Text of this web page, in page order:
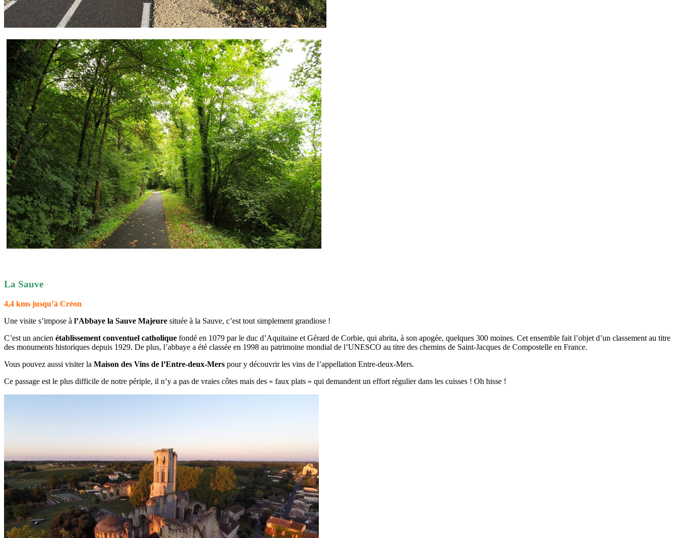
La Sauve
4,4 kms jusqu’à Créon
Une visite s’impose à l’Abbaye la Sauve Majeure située à la Sauve, c’est tout simplement grandiose !
C’est un ancien établissement conventuel catholique fondé en 1079 par le duc d’Aquitaine et Gérard de Corbie, qui abrita, à son apogée, quelques 300 moines. Cet ensemble fait l’objet d’un classement au titre
des monuments historiques depuis 1929. De plus, l’abbaye a été classée en 1998 au patrimoine mondial de l’UNESCO au titre des chemins de Saint-Jacques de Compostelle en France.
Vous pouvez aussi visiter la Maison des Vins de l’Entre-deux-Mers pour y découvrir les vins de l’appellation Entre-deux-Mers.
Ce passage est le plus difficile de notre périple, il n’y a pas de vraies côtes mais des « faux plats » qui demandent un effort régulier dans les cuisses ! Oh hisse !